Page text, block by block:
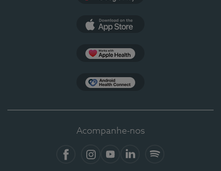
Acompanhe-nos